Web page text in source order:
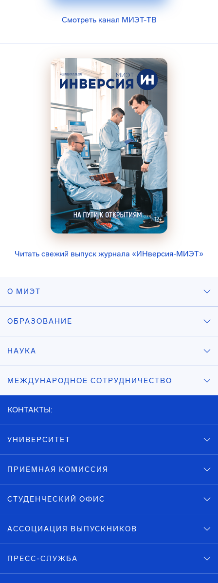
Смотреть канал МИЭТ-ТВ
Читать свежий выпуск журнала «ИНверсия-МИЭТ»
О МИЭТ
ОБРАЗОВАНИЕ
НАУКА
МЕЖДУНАРОДНОЕ СОТРУДНИЧЕСТВО
КОНТАКТЫ:
УНИВЕРСИТЕТ
ПРИЕМНАЯ КОМИССИЯ
СТУДЕНЧЕСКИЙ ОФИС
АССОЦИАЦИЯ ВЫПУСКНИКОВ
ПРЕСС-СЛУЖБА